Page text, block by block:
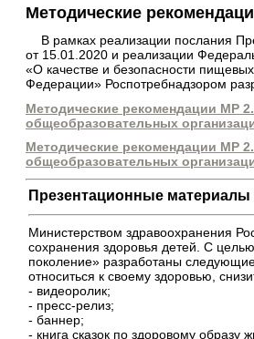
Методические
В рамках реализации послания
от 15.01.2020 и реализации
«О качестве и безопасности
Федерации» Роспотребнадзором
Методические рекомендации МР
общеобразовательных
Методические рекомендации МР
общеобразовательных
Презентационные
Министерством здравоохранения
сохранения здоровья детей. С
поколение» разработаны
относиться к своему здоровью,
- видеоролик;
- пресс-релиз;
- баннер;
- книга сказок по здоровому образу